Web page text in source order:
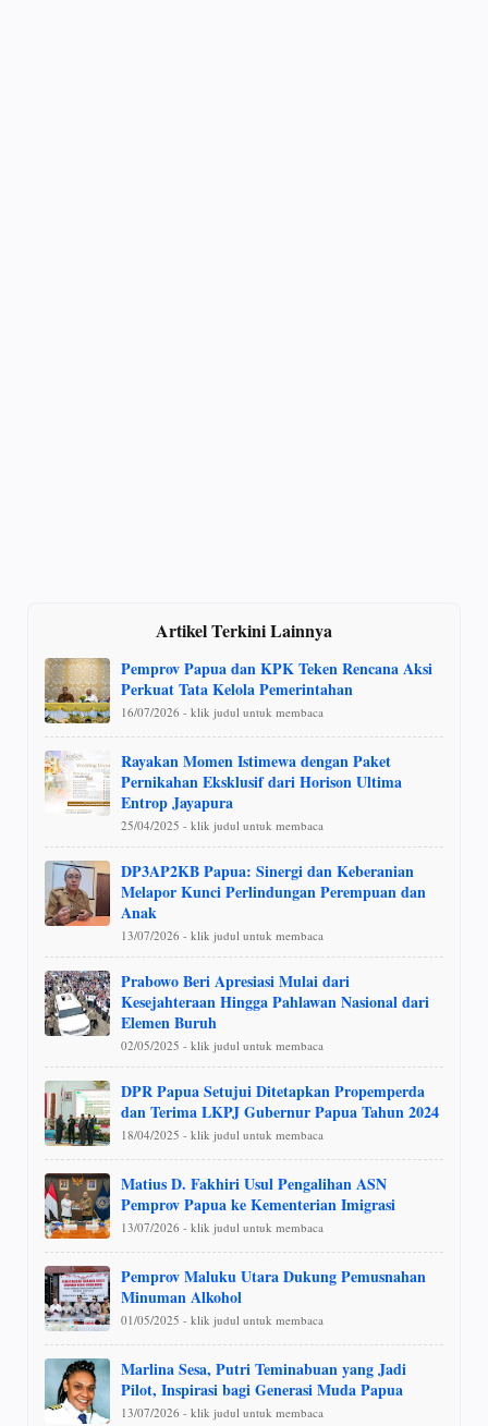
Artikel Terkini Lainnya
Pemprov Papua dan KPK Teken Rencana Aksi
Perkuat Tata Kelola Pemerintahan
16/07/2026 - klik judul untuk membaca
Rayakan Momen Istimewa dengan Paket
Pernikahan Eksklusif dari Horison Ultima
Entrop Jayapura
25/04/2025 - klik judul untuk membaca
DP3AP2KB Papua: Sinergi dan Keberanian
Melapor Kunci Perlindungan Perempuan dan
Anak
13/07/2026 - klik judul untuk membaca
Prabowo Beri Apresiasi Mulai dari
Kesejahteraan Hingga Pahlawan Nasional dari
Elemen Buruh
02/05/2025 - klik judul untuk membaca
DPR Papua Setujui Ditetapkan Propemperda
dan Terima LKPJ Gubernur Papua Tahun 2024
18/04/2025 - klik judul untuk membaca
Matius D. Fakhiri Usul Pengalihan ASN
Pemprov Papua ke Kementerian Imigrasi
13/07/2026 - klik judul untuk membaca
Pemprov Maluku Utara Dukung Pemusnahan
Minuman Alkohol
01/05/2025 - klik judul untuk membaca
Marlina Sesa, Putri Teminabuan yang Jadi
Pilot, Inspirasi bagi Generasi Muda Papua
13/07/2026 - klik judul untuk membaca